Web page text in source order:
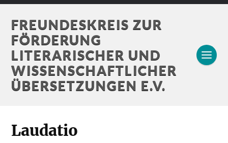
FREUNDESKREIS ZUR
FÖRDERUNG
LITERARISCHER UND
WISSENSCHAFTLICHER
ÜBERSETZUNGEN E.V.
Laudatio